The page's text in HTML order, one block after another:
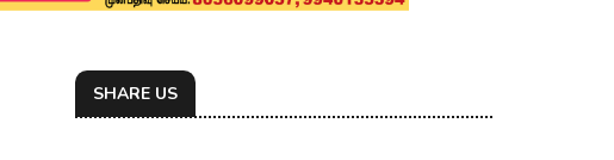
SHARE US